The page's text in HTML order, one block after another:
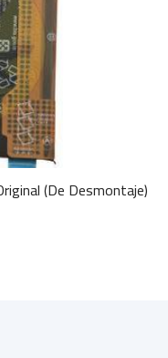
(De Desmontaje)